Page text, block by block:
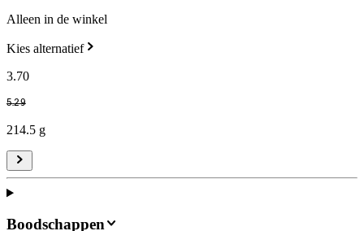
Alleen in de winkel
Kies alternatief
3.70
5.29
214.5 g
Boodschappen